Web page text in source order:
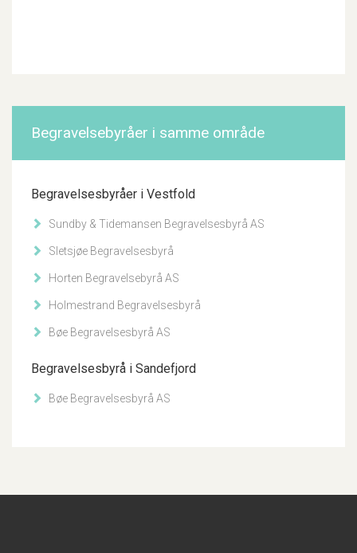
Begravelsebyråer i samme område
Begravelsesbyråer i Vestfold
Sundby & Tidemansen Begravelsesbyrå AS
Sletsjøe Begravelsesbyrå
Horten Begravelsebyrå AS
Holmestrand Begravelsesbyrå
Bøe Begravelsesbyrå AS
Begravelsesbyrå i Sandefjord
Bøe Begravelsesbyrå AS